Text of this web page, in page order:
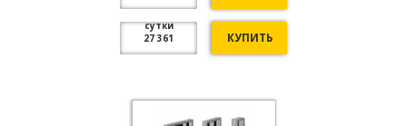
сутки
27 361 КУПИТЬ